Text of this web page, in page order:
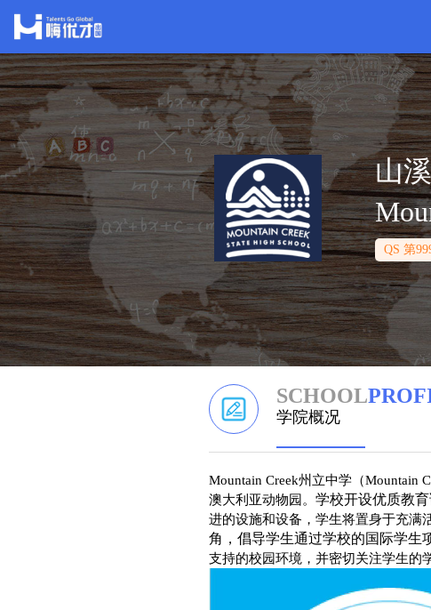
山
QS 第
SCHOOL
学院概况
Mountain Creek州立中学（Mountain
澳大利亚动物园。学校开设优质教育
进的设施和设备，学生将置身于充满
角，倡导学生通过学校的国际学生
支持的校园环境，并密切关注学生的